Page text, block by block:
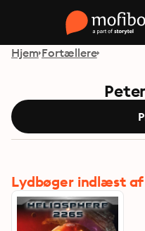
Hjem Fortællere
Lydbøger indlæst